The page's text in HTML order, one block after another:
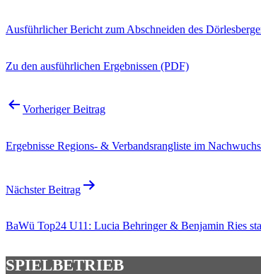
Ausführlicher Bericht zum Abschneiden des
Zu den ausführlichen Ergebnissen (PDF)
Beitragsnavigation
Vorheriger Beitrag
Ergebnisse Regions- & Verbandsrangliste im
Nächster Beitrag
BaWü Top24 U11: Lucia Behringer & Benjamin Ries
SPIELBETRIEB